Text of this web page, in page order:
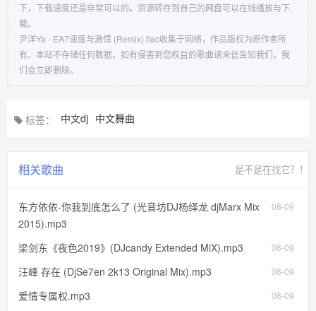
下，下载速度还是非常可以的。资源转存到自己的网盘可以在线播放与下
载。
尹洋Ya - EA7速度与激情 (Remix).flac收集于网络，作品版权为原作者所
有。本站不存储任何数据，如有侵害到您权益的歌曲请来信告知我们，我
们会立即删除。
标签： 中文dj 中文舞曲
相关歌曲 是不是在找它？！
08-09
东方依依-你我到底怎么了 (光音坊DJ杨绎龙 djMarx Mix
2015).mp3
08-09
梁剑东《夜色2019》(DJcandy Extended MiX).mp3
08-09
汪峰 存在 (DjSe7en 2k13 Original Mix).mp3
08-09
爱情专属权.mp3